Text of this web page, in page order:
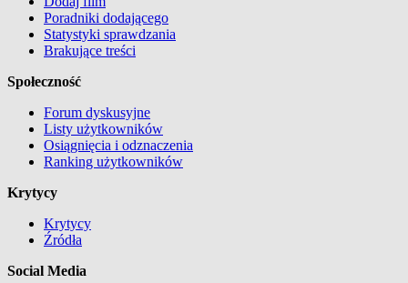
Poradniki dodającego
Statystyki sprawdzania
Brakujące treści
Społeczność
Forum dyskusyjne
Listy użytkowników
Osiągnięcia i odznaczenia
Ranking użytkowników
Krytycy
Krytycy
Źródła
Social Media